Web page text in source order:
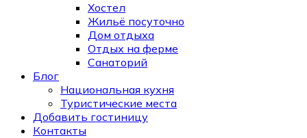
Хостел
Жильё посуточно
Дом отдыха
Отдых на ферме
Санаторий
Блог
Национальная кухня
Туристические места
Добавить гостиницу
Контакты